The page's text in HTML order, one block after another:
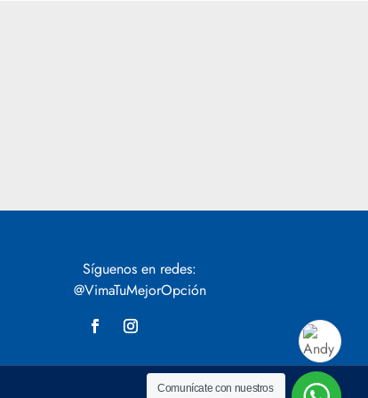
Síguenos en redes:
@VimaTuMejorOpción
Comunícate con nuestros